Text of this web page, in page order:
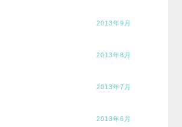
2013年9月
2013年8月
2013年7月
2013年6月